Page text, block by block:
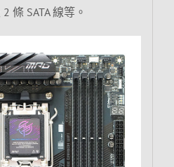
條 SATA 線等。